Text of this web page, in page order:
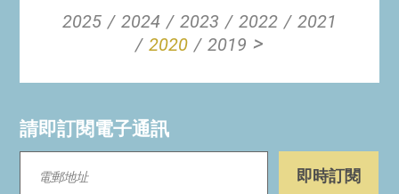
2025
2024 2023 2022
2021
2020
2019 >
請即訂閱電子通訊